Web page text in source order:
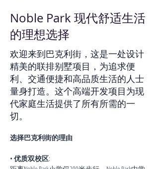
Noble Park 现代舒适生活
的理想选择
欢迎来到巴克利街，这是一处设计
精美的联排别墅项目，为追求便
利、交通便捷和高品质生活的人士
量身打造。这个高端开发项目为现
代家庭生活提供了所有所需的一
切。
选择巴克利街的理由
• 优质双校区: